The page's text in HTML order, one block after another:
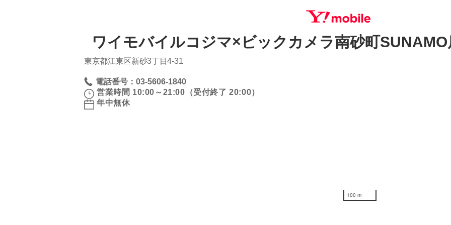
SEARCH
ワイモバイルコジマ×ビックカメラ南砂町SUNAMO
東京都江東区新砂3丁目4‐31
電話番号：03-5606-1840
営業時間 10:00～21:00（受付終了 20:00）
年中無休
100 m